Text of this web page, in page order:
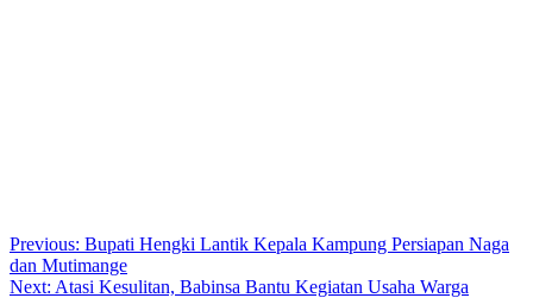
Post
navigation
Previous: Bupati Hengki Lantik Kepala Kampung Persiapan Naga
dan Mutimange
Next: Atasi Kesulitan, Babinsa Bantu Kegiatan Usaha Warga